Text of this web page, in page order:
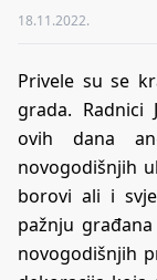
18.11.2022.
Privele su se
grada. Radnici
ovih dana
novogodišnjih
borovi ali i
pažnju
novogodišnjih